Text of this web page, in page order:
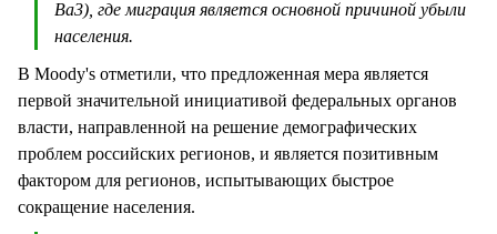
Ba3), где миграция является основной причиной убыли
населения.
В Moody's отметили, что предложенная мера является
первой значительной инициативой федеральных органов
власти, направленной на решение демографических
проблем российских регионов, и является позитивным
фактором для регионов, испытывающих быстрое
сокращение населения.